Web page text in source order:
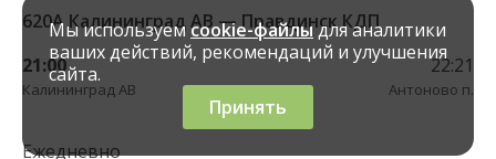
620А Калининград АВ — Правдинск КДП
21:00
Калининград АВ
22:21
Антоново п.
Ежедневно
Мы используемcookie-файлыдля аналитики
ваших действий, рекомендаций и улучшения
сайта.
Принять